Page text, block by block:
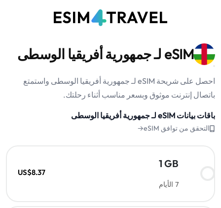
eSIM لـ جمهورية أفريقيا الوسطى
احصل على شريحة eSIM لـ جمهورية أفريقيا الوسطى واستمتع
باتصال إنترنت موثوق وبسعر مناسب أثناء رحلتك.
باقات بيانات eSIM لـ جمهورية أفريقيا الوسطى
التحقق من توافق eSIM→
1 GB
7 الأيام
US$8.37